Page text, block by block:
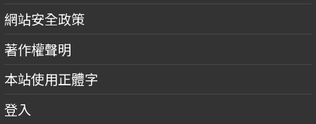
網站安全政策
著作權聲明
本站使用正體字
登入